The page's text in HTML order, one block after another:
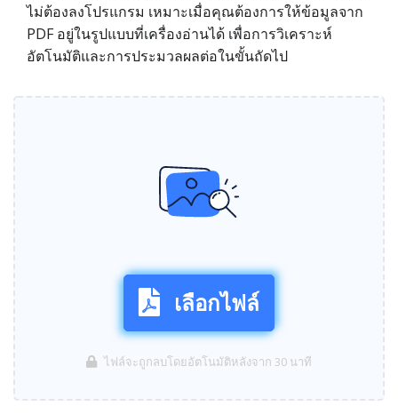
ไม่ต้องลงโปรแกรม เหมาะเมื่อคุณต้องการให้ข้อมูลจาก
PDF อยู่ในรูปแบบที่เครื่องอ่านได้ เพื่อการวิเคราะห์
อัตโนมัติและการประมวลผลต่อในขั้นถัดไป
เลือกไฟล์
ไฟล์จะถูกลบโดยอัตโนมัติหลังจาก 30 นาที